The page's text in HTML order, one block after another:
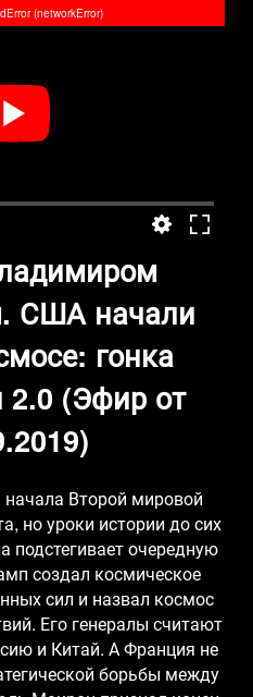
(networkError)
США начали
гонка
2.0 (Эфир от
Второй мировой
но уроки истории до сих
подстегивает очередную
создал космическое
сил и назвал космос
Его генералы считают
и Китай. А Франция не
борьбы между